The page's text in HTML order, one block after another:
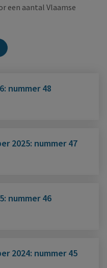
een aantal Vlaamse
nummer 48
2025: nummer 47
nummer 46
2024: nummer 45